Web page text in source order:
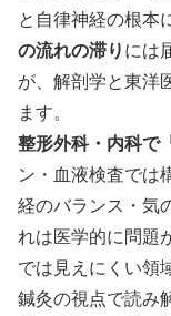
と自律神経の根本
の流れの滞り には
が、解剖学と東洋
ます。
整形外科・内科で
ン・血液検査では
経のバランス・気
れは医学的に問題
では見えにくい領
鍼灸の視点で読み